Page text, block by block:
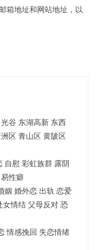
箱地址和网站地址，以
光谷 东湖高新 东西
区 青山区 黄陂区
自慰 彩虹族群 露阴
性癖
姻 婚外恋 出轨 恋爱
情结 父母反对 恐
情感挽回 失恋情绪